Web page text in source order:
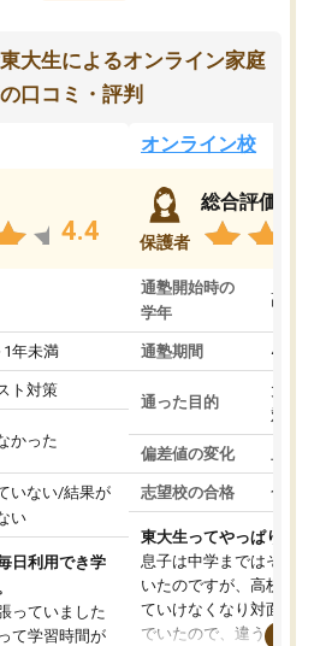
大生によるオンライン家庭
口コミ・評判
4.4
年未満
ト対策
かった
いない/結果が
い
日利用でき学
っていました
て学習時間が
オンライン校
保護者
総合評価
通塾開始時の
学年
高3
通塾期間 4ヵ月
通った目的
大学
対策
偏差値の変化
志望校の合格 合格
東大生ってやっぱりすご
息子は中学まではそこそ
いたのですが、高校に入
ていけなくなり対面の塾
でいたので、違うアプロ